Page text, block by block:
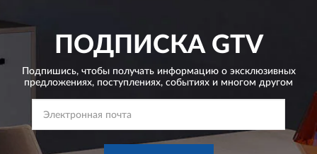
ПОДПИСКАGTV
Подпишись, чтобы получать информацию о эксклюзивных
предложениях, поступлениях, событиях и многом другом